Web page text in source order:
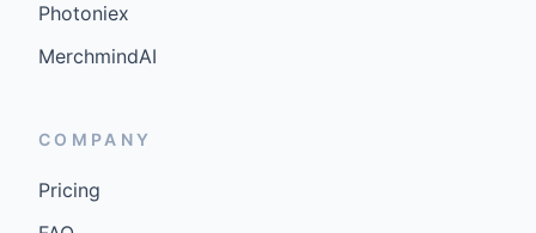
Photoniex
MerchmindAI
COMPANY
Pricing